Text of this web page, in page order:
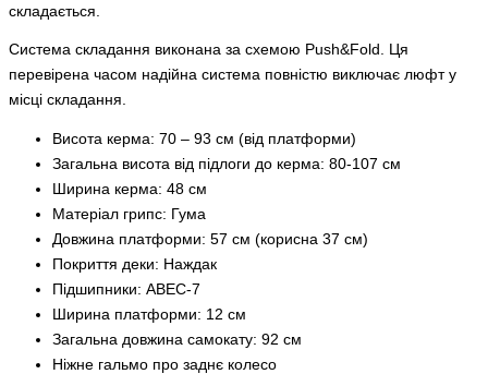
складається.
Система складання виконана за схемою Push&Fold. Ця
перевірена часом надійна система повністю виключає люфт у
місці складання.
Висота керма: 70 – 93 см (від платформи)
Загальна висота від підлоги до керма: 80-107 см
Ширина керма: 48 см
Матеріал грипс: Гума
Довжина платформи: 57 см (корисна 37 см)
Покриття деки: Наждак
Підшипники: ABEC-7
Ширина платформи: 12 см
Загальна довжина самокату: 92 см
Ніжне гальмо про заднє колесо